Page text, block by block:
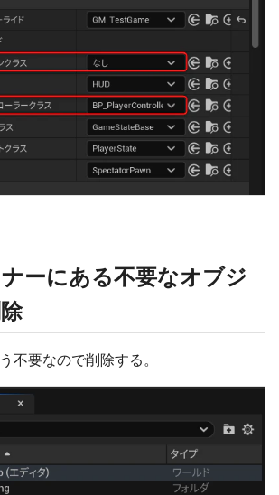
ーにある不要なオブジ
不要なので削除する。